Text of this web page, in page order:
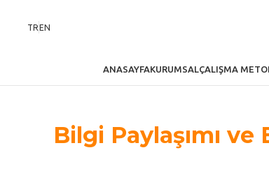
TREN
ANASAYFAKURUMSALÇALIŞMA
Bilgi Paylaşımı